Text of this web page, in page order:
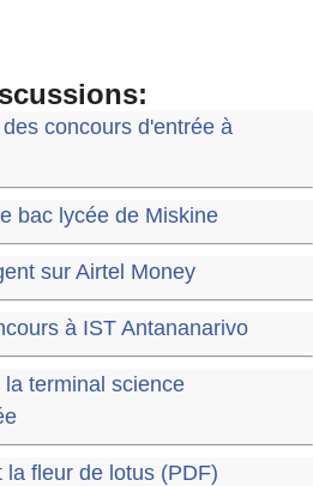
concours d'entrée à
bac lycée de Miskine
sur Airtel Money
à IST Antananarivo
terminal science
fleur de lotus (PDF)